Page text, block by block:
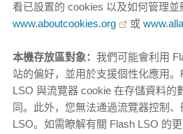
看已設置的 cookies 以及如何管理
www.aboutcookies.org
或
本機存放區對象： 我們可能會利用
站的偏好，並用於支援個性化應用。
LSO 與流覽器 cookie 在存儲資料的
同。此外，您無法通過流覽器控制
LSO。如需瞭解有關 Flash LSO 的